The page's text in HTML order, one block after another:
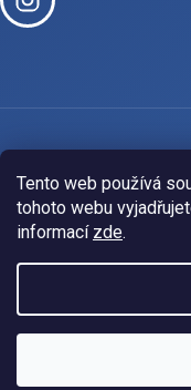
Tento web používá
tohoto webu
informací zde.
Copyright 2026